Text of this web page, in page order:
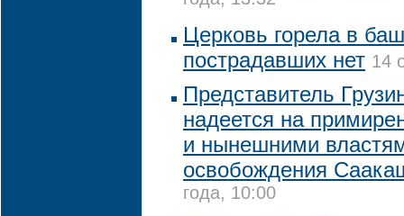
Церковь горела в
пострадавших нет 14
Представитель
надеется на
и нынешними
освобождения
года, 10:00